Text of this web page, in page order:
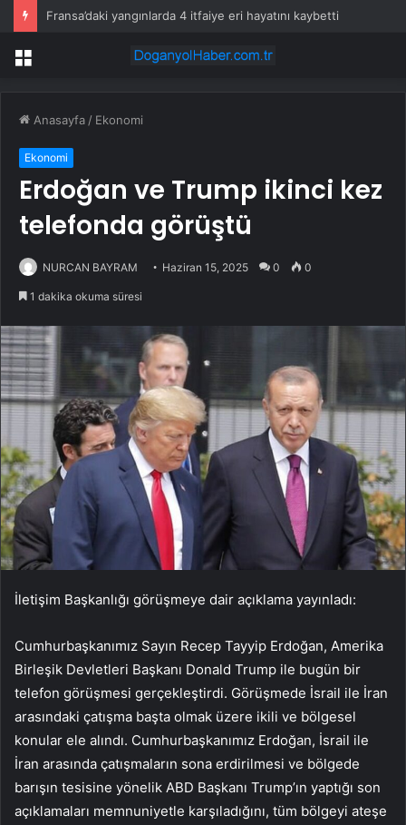
Fransa’daki yangınlarda 4 itfaiye eri hayatını kaybetti
Menü
Anasayfa / Ekonomi
Ekonomi
Erdoğan ve Trump ikinci kez
telefonda görüştü
NURCAN BAYRAM Haziran 15, 2025 0 0
1 dakika okuma süresi
İletişim Başkanlığı görüşmeye dair açıklama yayınladı:
Cumhurbaşkanımız Sayın Recep Tayyip Erdoğan, Amerika
Birleşik Devletleri Başkanı Donald Trump ile bugün bir
telefon görüşmesi gerçekleştirdi. Görüşmede İsrail ile İran
arasındaki çatışma başta olmak üzere ikili ve bölgesel
konular ele alındı. Cumhurbaşkanımız Erdoğan, İsrail ile
İran arasında çatışmaların sona erdirilmesi ve bölgede
barışın tesisine yönelik ABD Başkanı Trump’ın yaptığı son
açıklamaları memnuniyetle karşıladığını, tüm bölgeyi ateşe